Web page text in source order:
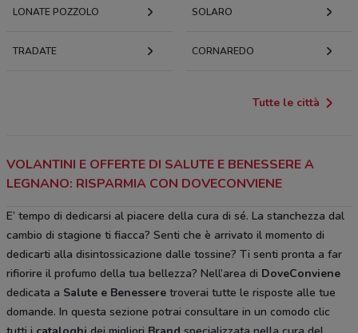
LONATE POZZOLO SOLARO
TRADATE CORNAREDO
Tutte le città
VOLANTINI E OFFERTE DI SALUTE E BENESSERE A
LEGNANO: RISPARMIA CON DOVECONVIENE
E’ tempo di dedicarsi al piacere della cura di sé. La stanchezza dal
cambio di stagione ti fiacca? Senti che è arrivato il momento di
dedicarti alla disintossicazione dalle tossine? Ti senti pronta a far
rifiorire il profumo della tua bellezza? Nell’area di DoveConviene
dedicata a Salute e Benessere troverai tutte le risposte alle tue
domande. In questa sezione potrai consultare in un comodo clic